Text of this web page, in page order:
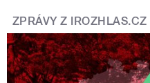
ZPRÁVY Z IROZHLAS.CZ